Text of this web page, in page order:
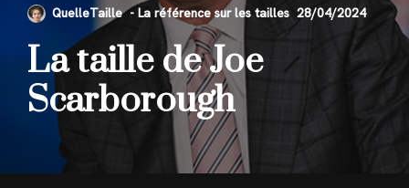
QuelleTaille 28/04/2024
La taille de Joe
Scarborough